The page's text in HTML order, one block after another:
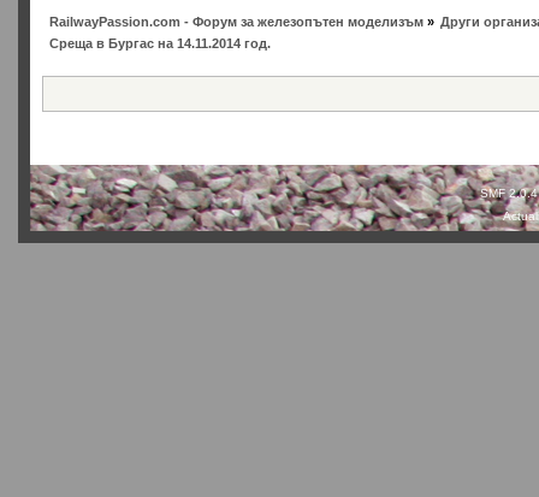
RailwayPassion.com - Форум за железопътен моделизъм» Други
Среща в Бургас на 14.11.2014 год.
SMF 2.0.4